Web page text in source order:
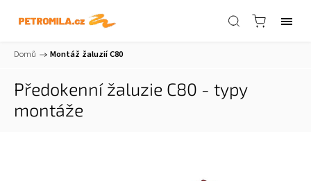
Domů / Montáž žaluzií C80
Předokenní žaluzie C80 - typy
montáže